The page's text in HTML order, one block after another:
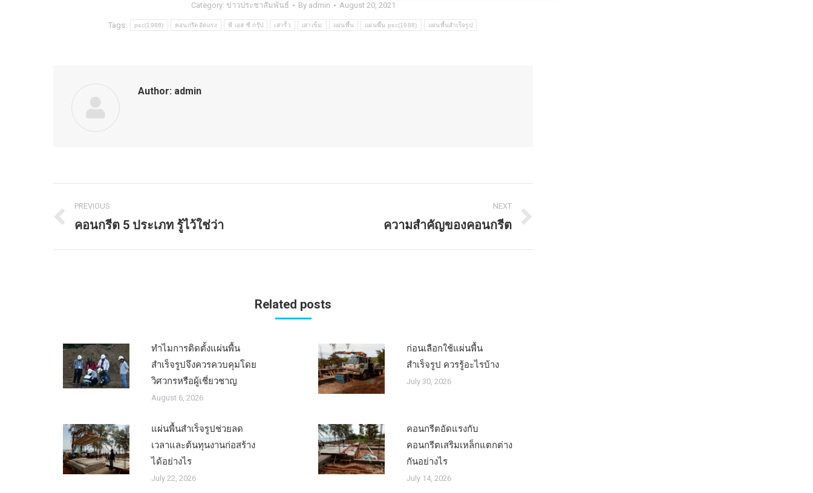
Category: ข่าวประชาสัมพันธ์ By admin August 20, 2021
Tags: psc(1988) คอนกรีตอัดแรง พี เอส ซี กรุ๊ป เสารั้ว เสาเข็ม แผ่นพื้น แผ่นพื้น psc(1988) แผ่นพื้นสำเร็จรูป
Author: admin
Post
navigation
PREVIOUS
Previous
คอนกรีต 5 ประเภท รู้ไว้ใช่ว่า
NEXT
ความสำคัญของคอนกรีต
Related posts
ทำไมการติดตั้งแผ่นพื้น
สำเร็จรูปจึงควรควบคุมโดย
วิศวกรหรือผู้เชี่ยวชาญ
August 6, 2026
ก่อนเลือกใช้แผ่นพื้น
สำเร็จรูป ควรรู้อะไรบ้าง
July 30, 2026
แผ่นพื้นสำเร็จรูปช่วยลด
เวลาและต้นทุนงานก่อสร้าง
ได้อย่างไร
July 22, 2026
คอนกรีตอัดแรงกับ
คอนกรีตเสริมเหล็กแตกต่าง
กันอย่างไร
July 14, 2026